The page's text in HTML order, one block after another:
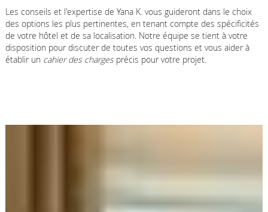
Les conseils et l'expertise de Yana K. vous guideront dans le choix
des options les plus pertinentes, en tenant compte des spécificités
de votre hôtel et de sa localisation. Notre équipe se tient à votre
disposition pour discuter de toutes vos questions et vous aider à
établir un cahier des chargesprécis pour votre projet.